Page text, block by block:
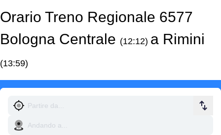
Orario Treno Regionale 6577
Bologna Centrale (12:12) a Rimini
(13:59)